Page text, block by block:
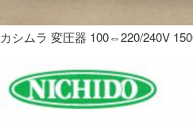
カシムラ 変圧器 100⇔220/240V